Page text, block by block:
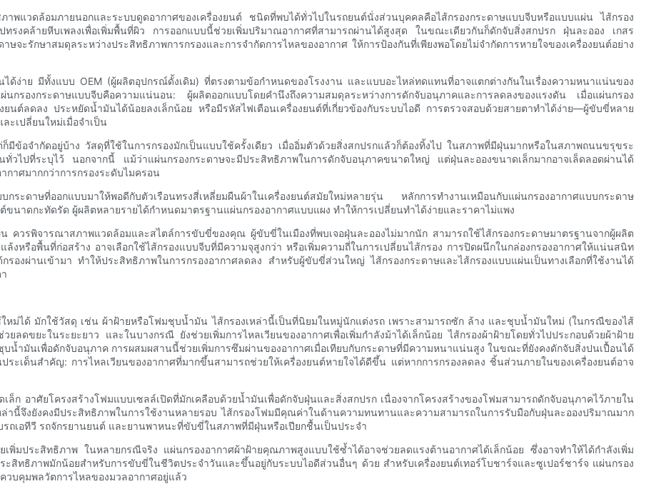
ภาพแวดล้อมภายนอกและระบบดูดอากาศของเครื่องยนต์ ชนิดที่พบได้ทั่วไปในรถยนต์นั่งส่วนบุคคลคือไส้กรองกระดาษแบบจีบหรือแบบแผ่น ไส้กรอง
รงคล้ายหีบเพลงเพื่อเพิ่มพื้นที่ผิว การออกแบบนี้ช่วยเพิ่มปริมาณอากาศที่สามารถผ่านได้สูงสุด ในขณะเดียวกันก็ดักจับสิ่งสกปรก ฝุ่นละออง เกสร
จะรักษาสมดุลระหว่างประสิทธิภาพการกรองและการจำกัดการไหลของอากาศ ให้การป้องกันที่เพียงพอโดยไม่จำกัดการหายใจของเครื่องยนต์อย่าง
ด้ง่าย มีทั้งแบบ OEM (ผู้ผลิตอุปกรณ์ดั้งเดิม) ที่ตรงตามข้อกำหนดของโรงงาน และแบบอะไหล่ทดแทนที่อาจแตกต่างกันในเรื่องความหนาแน่นของ
กรองกระดาษแบบจีบคือความแน่นอน: ผู้ผลิตออกแบบโดยคำนึงถึงความสมดุลระหว่างการดักจับอนุภาคและการลดลงของแรงดัน เมื่อแผ่นกรอง
นต์ลดลง ประหยัดน้ำมันได้น้อยลงเล็กน้อย หรือมีรหัสไฟเตือนเครื่องยนต์ที่เกี่ยวข้องกับระบบไอดี การตรวจสอบด้วยสายตาทำได้ง่าย—ผู้ขับขี่หลาย
ะเปลี่ยนใหม่เมื่อจำเป็น
ข้อจำกัดอยู่บ้าง วัสดุที่ใช้ในการกรองมักเป็นแบบใช้ครั้งเดียว เมื่ออิ่มตัวด้วยสิ่งสกปรกแล้วก็ต้องทิ้งไป ในสภาพที่มีฝุ่นมากหรือในสภาพถนนขรุขระ
นทั่วไปที่ระบุไว้ นอกจากนี้ แม้ว่าแผ่นกรองกระดาษจะมีประสิทธิภาพในการดักจับอนุภาคขนาดใหญ่ แต่ฝุ่นละอองขนาดเล็กมากอาจเล็ดลอดผ่านได้
กาศมากกว่าการกรองระดับไมครอน
กระดาษที่ออกแบบมาให้พอดีกับตัวเรือนทรงสี่เหลี่ยมผืนผ้าในเครื่องยนต์สมัยใหม่หลายรุ่น หลักการทำงานเหมือนกับแผ่นกรองอากาศแบบกระดาษ
ขนาดกะทัดรัด ผู้ผลิตหลายรายได้กำหนดมาตรฐานแผ่นกรองอากาศแบบแผง ทำให้การเปลี่ยนทำได้ง่ายและราคาไม่แพง
น ควรพิจารณาสภาพแวดล้อมและสไตล์การขับขี่ของคุณ ผู้ขับขี่ในเมืองที่พบเจอฝุ่นละอองไม่มากนัก สามารถใช้ไส้กรองกระดาษมาตรฐานจากผู้ผลิต
หรือพื้นที่ก่อสร้าง อาจเลือกใช้ไส้กรองแบบจีบที่มีความจุสูงกว่า หรือเพิ่มความถี่ในการเปลี่ยนไส้กรอง การปิดผนึกในกล่องกรองอากาศให้แน่นสนิท
องผ่านเข้ามา ทำให้ประสิทธิภาพในการกรองอากาศลดลง สำหรับผู้ขับขี่ส่วนใหญ่ ไส้กรองกระดาษและไส้กรองแบบแผ่นเป็นทางเลือกที่ใช้งานได้
หม่ได้ มักใช้วัสดุ เช่น ผ้าฝ้ายหรือโฟมชุบน้ำมัน ไส้กรองเหล่านี้เป็นที่นิยมในหมู่นักแต่งรถ เพราะสามารถซัก ล้าง และชุบน้ำมันใหม่ (ในกรณีของไส้
ลดขยะในระยะยาว และในบางกรณี ยังช่วยเพิ่มการไหลเวียนของอากาศเพื่อเพิ่มกำลังม้าได้เล็กน้อย ไส้กรองผ้าฝ้ายโดยทั่วไปประกอบด้วยผ้าฝ้าย
น้ำมันเพื่อดักจับอนุภาค การผสมผสานนี้ช่วยเพิ่มการซึมผ่านของอากาศเมื่อเทียบกับกระดาษที่มีความหนาแน่นสูง ในขณะที่ยังคงดักจับสิ่งปนเปื้อนได้
ระเด็นสำคัญ: การไหลเวียนของอากาศที่มากขึ้นสามารถช่วยให้เครื่องยนต์หายใจได้ดีขึ้น แต่หากการกรองลดลง ชิ้นส่วนภายในของเครื่องยนต์อาจ
ล็ก อาศัยโครงสร้างโฟมแบบเซลล์เปิดที่มักเคลือบด้วยน้ำมันเพื่อดักจับฝุ่นและสิ่งสกปรก เนื่องจากโครงสร้างของโฟมสามารถดักจับอนุภาคไว้ภายใน
านี้จึงยังคงมีประสิทธิภาพในการใช้งานหลายรอบ ไส้กรองโฟมมีคุณค่าในด้านความทนทานและความสามารถในการรับมือกับฝุ่นละอองปริมาณมาก
รถเอทีวี รถจักรยานยนต์ และยานพาหนะที่ขับขี่ในสภาพที่มีฝุ่นหรือเปียกชื้นเป็นประจำ
เพิ่มประสิทธิภาพ ในหลายกรณีจริง แผ่นกรองอากาศผ้าฝ้ายคุณภาพสูงแบบใช้ซ้ำได้อาจช่วยลดแรงต้านอากาศได้เล็กน้อย ซึ่งอาจทำให้ได้กำลังเพิ่ม
ะสิทธิภาพมักน้อยสำหรับการขับขี่ในชีวิตประจำวันและขึ้นอยู่กับระบบไอดีส่วนอื่นๆ ด้วย สำหรับเครื่องยนต์เทอร์โบชาร์จและซูเปอร์ชาร์จ แผ่นกรอง
วบคุมพลวัตการไหลของมวลอากาศอยู่แล้ว